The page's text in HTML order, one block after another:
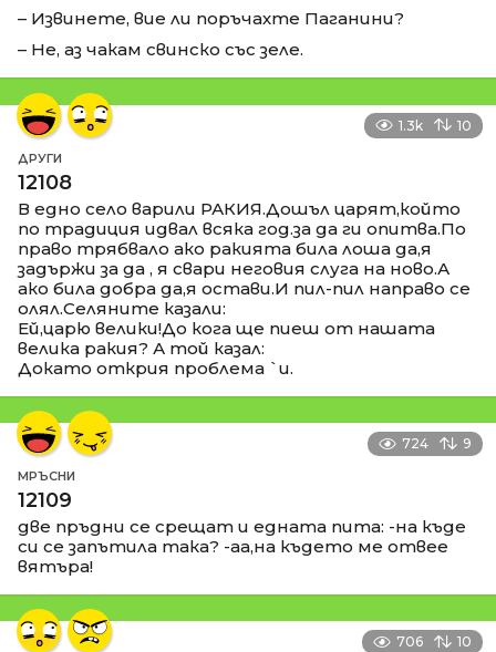
– Извинете, вие ли поръчахте Паганини?
– Не, аз чакам свинско със зеле.
1.3k 10
ДРУГИ
12108
В едно село варили РАКИЯ.Дошъл царят,който
по традиция идвал всяка год.за да ги опитва.По
право трябвало ако ракията била лоша да,я
задържи за да , я свари неговия слуга на ново.А
ако била добра да,я остави.И пил-пил направо се
олял.Селяните казали:
Ей,царю велики!До кога ще пиеш от нашата
велика ракия? А той казал:
Докато открия проблема `и.
724 9
МРЪСНИ
12109
две пръдни се срещат и едната пита: -на къде
си се запътила така? -аа,на където ме отвее
вятъра!
706 10